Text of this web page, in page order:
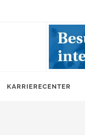
KARRIERECENTER